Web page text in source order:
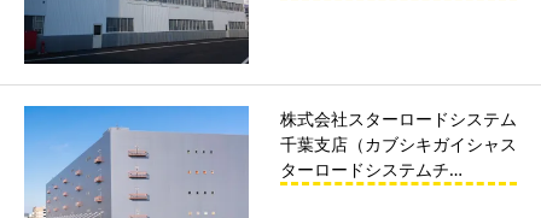
株式会社スターロードシステム
千葉支店（カブシキガイシャス
ターロードシステムチ…